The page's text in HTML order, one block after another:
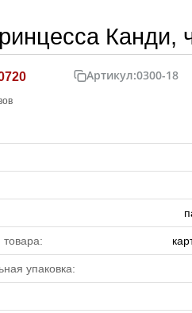
Канди,
Артикул:0300-18
товара:
упаковка: